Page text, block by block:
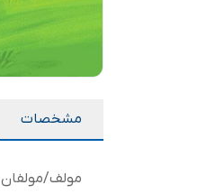
مشخصات
مولف/مولفان